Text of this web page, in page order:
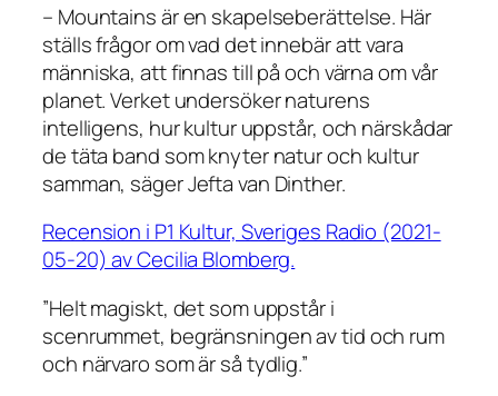
– Mountains är en skapelseberättelse. Här
ställs frågor om vad det innebär att vara
människa, att finnas till på och värna om vår
planet. Verket undersöker naturens
intelligens, hur kultur uppstår, och närskådar
de täta band som knyter natur och kultur
samman, säger Jefta van Dinther.
Recension i P1 Kultur, Sveriges Radio (2021-
05-20) av Cecilia Blomberg.
”Helt magiskt, det som uppstår i
scenrummet, begränsningen av tid och rum
och närvaro som är så tydlig.”